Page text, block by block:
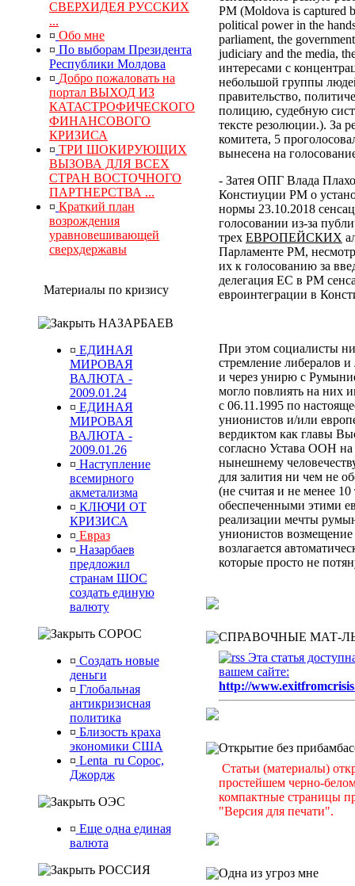
СВЕРХИДЕЯ РУССКИХ
...
¤ Обо мне
¤ По выборам Президента
Республики Молдова
¤ Добро пожаловать на
портал ВЫХОД ИЗ
КАТАСТРОФИЧЕСКОГО
ФИНАНСОВОГО
КРИЗИСА
¤ ТРИ ШОКИРУЮЩИХ
ВЫЗОВА ДЛЯ ВСЕХ
СТРАН ВОСТОЧНОГО
ПАРТНЕРСТВА ...
¤ Краткий план
возрождения
уравновешивающей
сверхдержавы
Материалы по кризису
НАЗАРБАЕВ
¤ ЕДИНАЯ
МИРОВАЯ
ВАЛЮТА -
2009.01.24
¤ ЕДИНАЯ
МИРОВАЯ
ВАЛЮТА -
2009.01.26
¤ Наступление
всемирного
акметализма
¤ КЛЮЧИ ОТ
КРИЗИСА
¤ Евраз
¤ Назарбаев
предложил
странам ШОС
создать единую
валюту
СОРОС
¤ Создать новые
деньги
¤ Глобальная
антикризисная
политика
¤ Близость краха
экономики США
¤ Lenta_ru Сорос,
Джордж
ОЭС
¤ Еще одна единая
валюта
РОССИЯ
РМ (Moldova is captured
political power in the
parliament, the
judiciary and the media,
интересами с
небольшой группы
правительство,
полицию, судебную
тексте резолюции.). За
комитета, 5
вынесена на
- Затея ОПГ Влада
Констиуции РМ о
нормы 23.10.2018
голосовании из-за
трех ЕВРОПЕЙСКИХ
Парламенте РМ,
их к голосованию за
делегация ЕС в РМ
евроинтеграции в
При этом социалисты
стремление либералов
и через унирю с
могло повлиять на них
с 06.11.1995 по
унионистов и/или
вердиктом как главы
согласно Устава ООН
нынешнему
для залития ни чем не
(не считая и не менее
обеспеченными этими
реализации мечты
унионистов возмещение
возлагается
которые просто не
СПРАВОЧНЫЕ МАТ-
Эта статья
вашем сайте:
http://
Открытие без
Статьи (материалы)
простейшем черно-
компактные страницы
"Версия для печати".
Одна из угроз мне